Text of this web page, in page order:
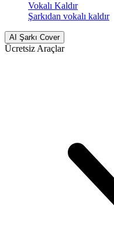
Vokalı Kaldır
Şarkıdan vokalı kaldır
AI Şarkı Cover
Ücretsiz Araçlar